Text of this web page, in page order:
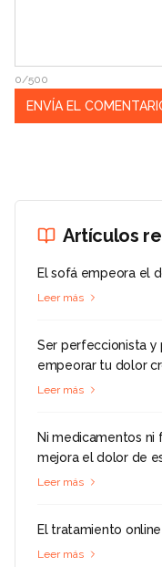
0/500
Artículos
El sofá empeora el
Leer más
Ser perfeccionista
empeorar tu dolor
Leer más
Ni medicamentos
mejora el dolor de
Leer más
El tratamiento
Leer más